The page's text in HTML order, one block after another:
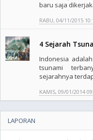
baru saja
RABU, 04/11/2015
4 Sejarah
Indonesia
tsunami
sejarahnya
KAMIS, 09/01/2014
LAPORAN